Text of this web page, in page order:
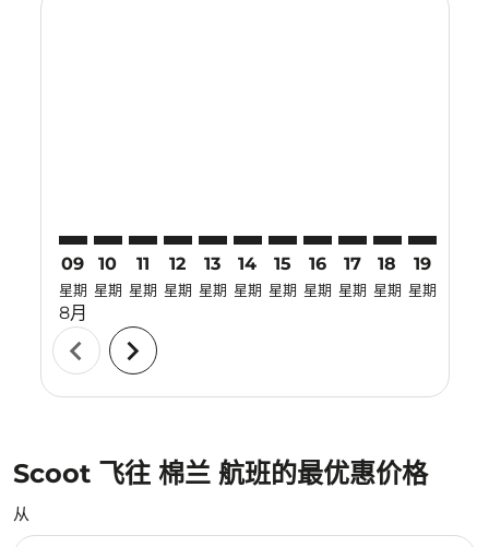
09
星期
8月
10
星期
11
星期
12
星期
13
星期
14
星期
15
星期
16
星期
17
星期
18
星期
19
星期
chevron_left chevron_right
Scoot 飞往 棉兰 航班的最优惠价格
从